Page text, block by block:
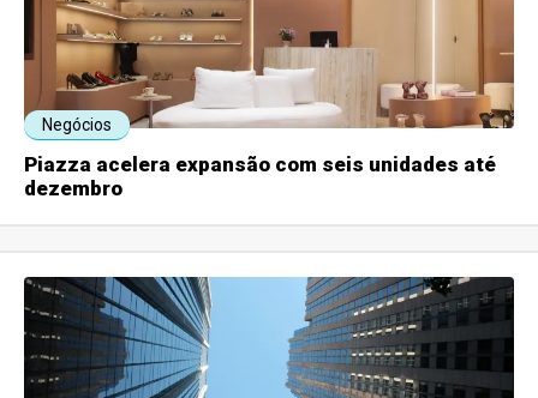
Negócios
Piazza acelera expansão com seis unidades até
dezembro